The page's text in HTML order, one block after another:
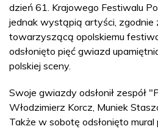
dzień 61. Krajowego Festiwalu
jednak wystąpią artyści, zgodnie
towarzyszącą opolskiemu
odsłonięto pięć gwiazd
polskiej sceny.
Swoje gwiazdy odsłonił zespół
Włodzimierz Korcz, Muniek
Także w sobotę odsłonięto